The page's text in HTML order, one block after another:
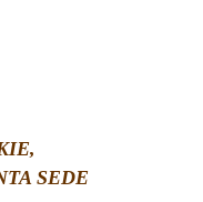
SEDE